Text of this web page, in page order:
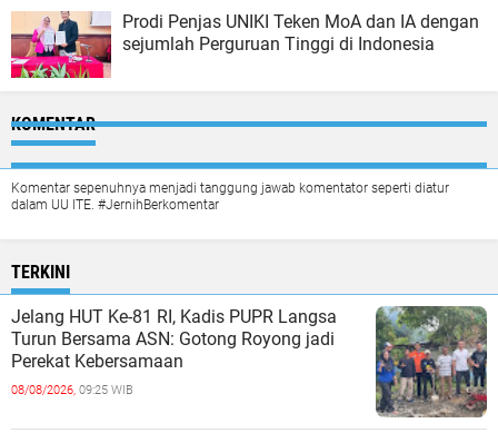
Prodi Penjas UNIKI Teken MoA dan IA dengan
sejumlah Perguruan Tinggi di Indonesia
KOMENTAR
Komentar sepenuhnya menjadi tanggung jawab komentator seperti diatur
dalam UU ITE. #JernihBerkomentar
TERKINI
Jelang HUT Ke-81 RI, Kadis PUPR Langsa
Turun Bersama ASN: Gotong Royong jadi
Perekat Kebersamaan
08/08/2026, 09:25 WIB